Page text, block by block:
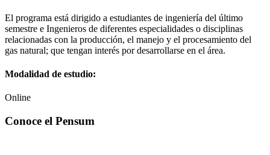
El programa está dirigido a estudiantes de ingeniería del último
semestre e Ingenieros de diferentes especialidades o disciplinas
relacionadas con la producción, el manejo y el procesamiento del
gas natural; que tengan interés por desarrollarse en el área.
Modalidad de estudio:
Online
Conoce el Pensum